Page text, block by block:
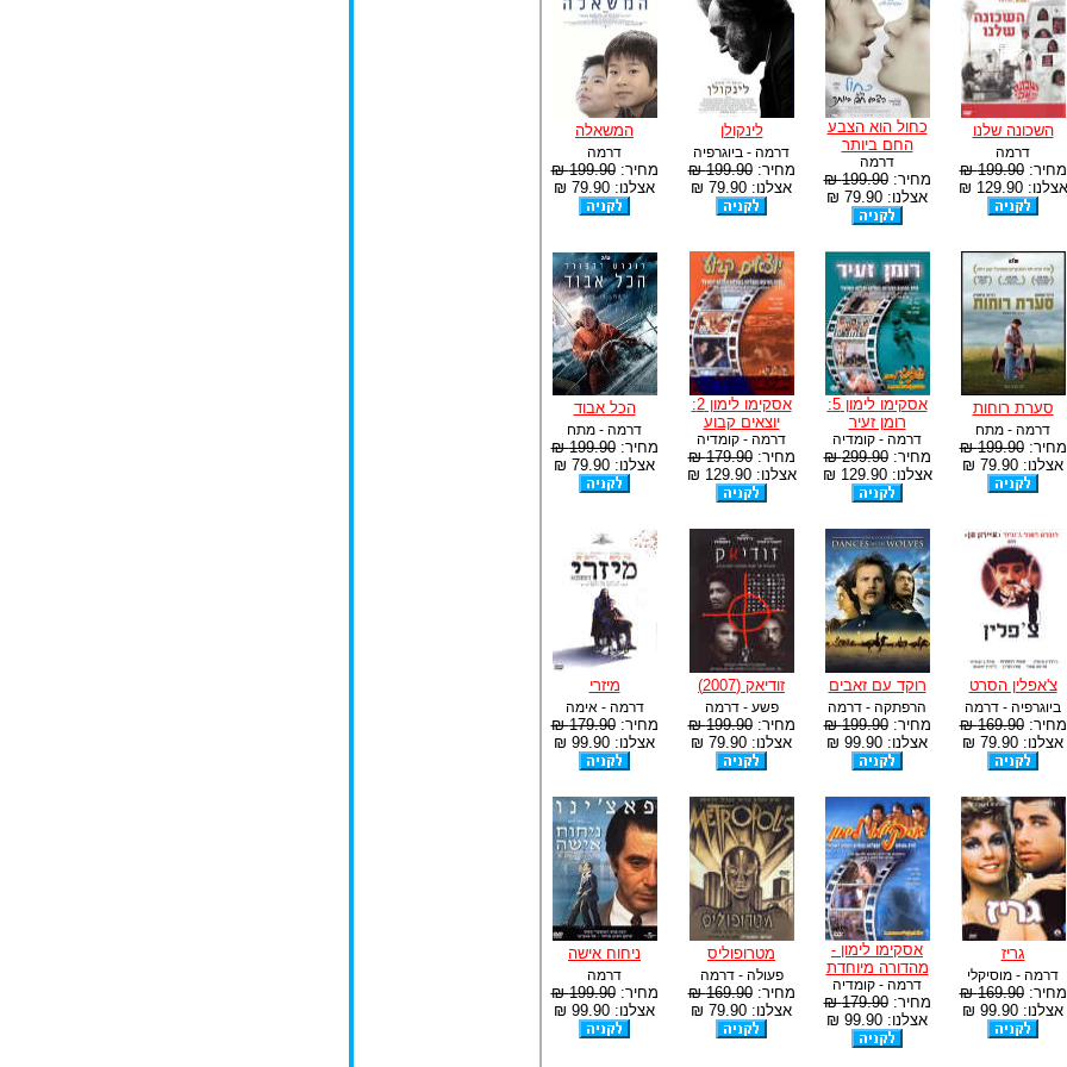
השכונה שלנו
דרמה
מחיר:199.90 ₪
אצלנו: 129.90 ₪
כחול הוא הצבע
החם ביותר
דרמה
מחיר:199.90 ₪
אצלנו: 79.90 ₪
לינקולן
דרמה - ביוגרפיה
מחיר:199.90 ₪
אצלנו: 79.90 ₪
המשאלה
דרמה
מחיר:199.90 ₪
אצלנו: 79.90 ₪
סערת רוחות
דרמה - מתח
מחיר:199.90 ₪
אצלנו: 79.90 ₪
אסקימו לימון 5:
רומן זעיר
דרמה - קומדיה
מחיר:299.90 ₪
אצלנו: 129.90 ₪
אסקימו לימון 2:
יוצאים קבוע
דרמה - קומדיה
מחיר:179.90 ₪
אצלנו: 129.90 ₪
הכל אבוד
דרמה - מתח
מחיר:199.90 ₪
אצלנו: 79.90 ₪
צ'אפלין הסרט
ביוגרפיה - דרמה
מחיר:169.90 ₪
אצלנו: 79.90 ₪
רוקד עם זאבים
הרפתקה - דרמה
מחיר:199.90 ₪
אצלנו: 99.90 ₪
זודיאק (2007)
פשע - דרמה
מחיר:199.90 ₪
אצלנו: 79.90 ₪
מיזרי
דרמה - אימה
מחיר:179.90 ₪
אצלנו: 99.90 ₪
גריז
דרמה - מוסיקלי
מחיר:169.90 ₪
אצלנו: 99.90 ₪
אסקימו לימון -
מהדורה מיוחדת
דרמה - קומדיה
מחיר:179.90 ₪
אצלנו: 99.90 ₪
מטרופוליס
פעולה - דרמה
מחיר:169.90 ₪
אצלנו: 79.90 ₪
ניחוח אישה
דרמה
מחיר:199.90 ₪
אצלנו: 99.90 ₪